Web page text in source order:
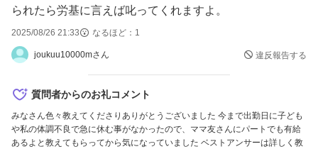
られたら労基に言えば叱ってくれますよ。
2025/08/26 21:33 なるほど： 1
joukuu10000mさん 違反報告する
質問者からのお礼コメント
みなさん色々教えてくださりありがとうございました 今まで出勤日に子ども
や私の体調不良で急に休む事がなかったので、ママ友さんにパートでも有給
あるよと教えてもらってから気になっていました ベストアンサーは詳しく教